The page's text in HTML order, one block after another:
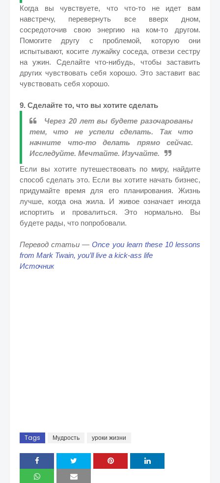
Когда вы чувствуете, что что-то не идет вам
навстречу, перевернуть все вверх дном,
сосредоточив свою энергию на ком-то другом.
Помогите другу с проблемой, которую они
испытывают, косите лужайку соседа, отвези сестру
на ужин. Сделайте что-нибудь, чтобы заставить
других чувствовать себя хорошо. Это заставит вас
чувствовать себя хорошо.
9. Сделайте то, что вы хотите сделать
Через 20 лет вы будете разочарованы
тем, что не успели сделать. Так что
начните что-то делать прямо сейчас.
Исследуйте. Мечтайте. Изучайте.
Если вы хотите путешествовать по миру, найдите
способ сделать это. Если вы хотите начать бизнес,
придумайте время для его планирования. Жизнь
лучше, когда она жила. И живое означает иногда
испортить и провалиться. Это нормально. Вы
будете рады, что попробовали.
Перевод статьи —Once you learn these 10 lessons
from Mark Twain, you’ll live a kick-ass life
Источник
Tags Мудрость уроки жизни